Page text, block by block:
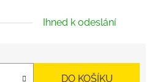
Ihned k odeslání
DO KOŠÍKU